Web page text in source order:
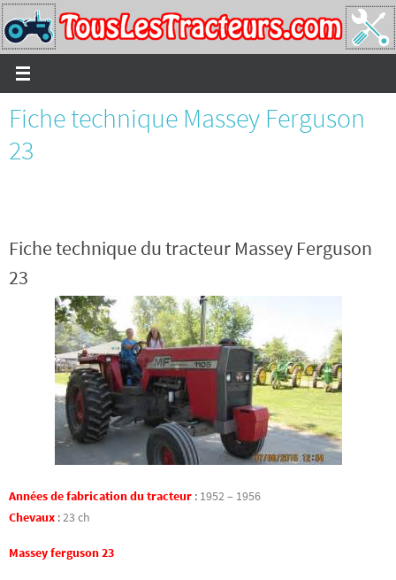
Passer
vers
le
contenu
Fiche technique Massey Ferguson
23
Fiche technique du tracteur Massey Ferguson
23
Années de fabrication du tracteur : 1952 – 1956
Chevaux :23 ch
Massey ferguson 23